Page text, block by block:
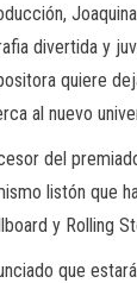
divertida y
quiere
al nuevo
del
listón que
y Rolling
que